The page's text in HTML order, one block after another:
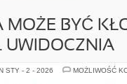
MOŻE BYĆ
UWIDOCZNIA
STY - 2 - 2026
MOŻLIWOŚĆ